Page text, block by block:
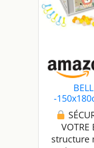
-
50
et Livre
structure